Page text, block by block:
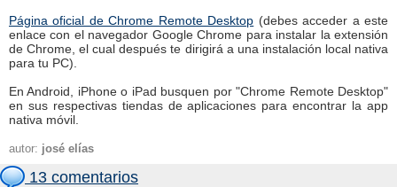
Página oficial de Chrome Remote Desktop (debes acceder a este
enlace con el navegador Google Chrome para instalar la extensión
de Chrome, el cual después te dirigirá a una instalación local nativa
para tu PC).
En Android, iPhone o iPad busquen por "Chrome Remote Desktop"
en sus respectivas tiendas de aplicaciones para encontrar la app
nativa móvil.
autor: josé elías
13 comentarios